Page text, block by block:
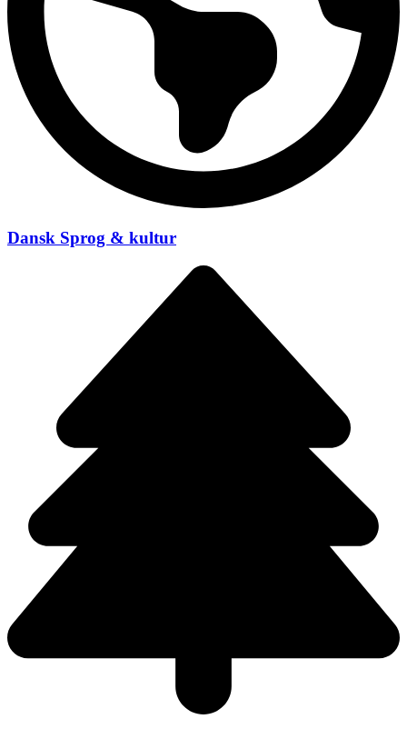
Dansk Sprog & kultur